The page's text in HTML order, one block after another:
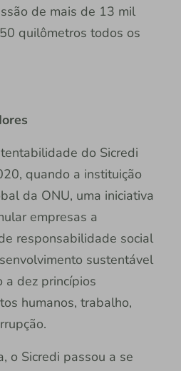
de mais de 13 mil
quilômetros todos os
do Sicredi
quando a instituição
da ONU, uma iniciativa
empresas a
responsabilidade social
sustentável
a dez princípios
humanos, trabalho,
o Sicredi passou a se